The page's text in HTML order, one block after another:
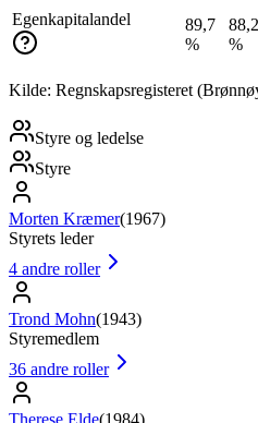
Egenkapitalandel
89,7
%
88,2
%
Kilde: Regnskapsregisteret
Styre og ledelse
Styre
Morten Kræmer(1967)
Styrets leder
4 andre roller
Trond Mohn(1943)
Styremedlem
36 andre roller
Therese Elde(1984)